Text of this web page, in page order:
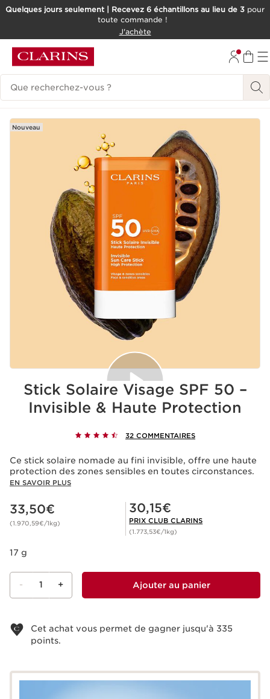
ALLER AU CONTENU
Quelques jours seulement | Recevez 6 échantillons au lieu de 3 pour
toute commande !
J'achète
Historique des recherches
Nouveau
La lecture de cette vidéo entraîne le dépôt de cookies
fonctionnement du service ainsi que la publicité
personnalisée. Pour en savoir plus, nous vous invitons à
consulter les politiques de confidentialité de
Si vous souhaitez lire la vidéo, vous devez donner votre
accord en cliquant ci-dessous.
Lire la video
Stick Solaire Visage SPF 50 –
Invisible & Haute Protection
32 COMMENTAIRES
Ce stick solaire nomade au fini invisible, offre une haute
protection des zones sensibles en toutes circonstances.
EN SAVOIR PLUS
Nouveau prix 33,50€
33,50€
(1.970,59€/1kg)
Prix Club Clarins 30,15€
30,15€
PRIX CLUB CLARINS
(1.773,53€/1kg)
17 g
- 1 + Ajouter au panier
Cet achat vous permet de gagner jusqu'à 335
points.